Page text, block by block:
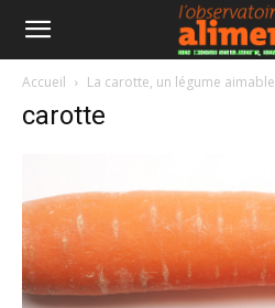
Accueil La carotte, un légume aimable
carotte